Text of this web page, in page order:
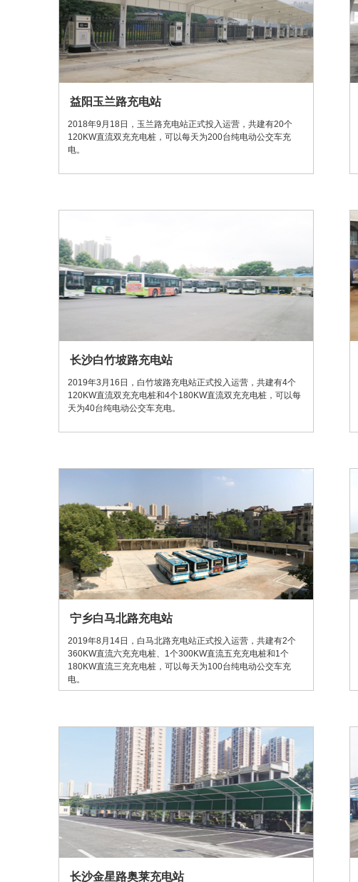
益阳玉兰路充电站
2018年9月18日，玉兰路充电站正式投入运营，共建有20个
120KW直流双充充电桩，可以每天为200台纯电动公交车充
电。
长沙白竹坡路充电站
2019年3月16日，白竹坡路充电站正式投入运营，共建有4个
120KW直流双充充电桩和4个180KW直流双充充电桩，可以每
天为40台纯电动公交车充电。
宁乡白马北路充电站
2019年8月14日，白马北路充电站正式投入运营，共建有2个
360KW直流六充充电桩、1个300KW直流五充充电桩和1个
180KW直流三充充电桩，可以每天为100台纯电动公交车充
电。
长沙金星路奥莱充电站